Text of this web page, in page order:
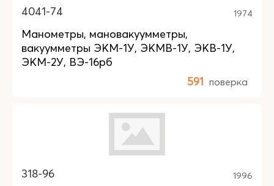
4041-74 1974
Манометры, мановакуумметры,
вакуумметры ЭКМ-1У, ЭКМВ-1У, ЭКВ-1У,
ЭКМ-2У, ВЭ-16рб
591 поверка
318-96 1996